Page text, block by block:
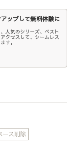
ップして無料体験に
人気のシリーズ、ベスト
クセスして、シームレス
す。
ース削除